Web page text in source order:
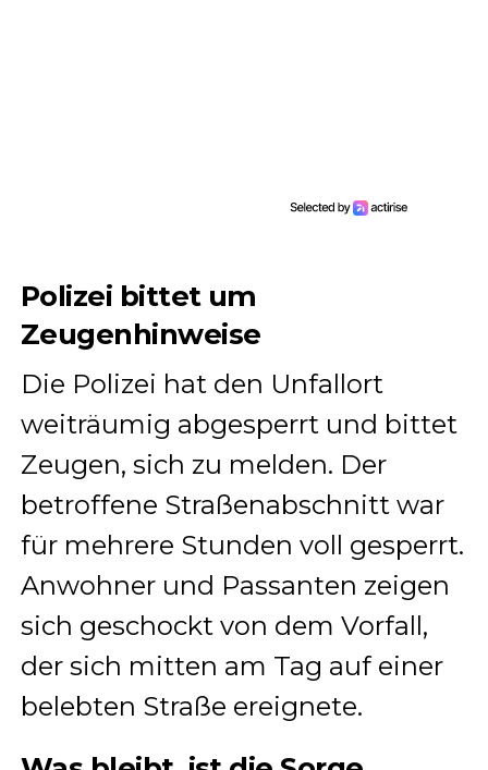
Polizei bittet um
Zeugenhinweise
Die Polizei hat den Unfallort
weiträumig abgesperrt und bittet
Zeugen, sich zu melden. Der
betroffene Straßenabschnitt war
für mehrere Stunden voll gesperrt.
Anwohner und Passanten zeigen
sich geschockt von dem Vorfall,
der sich mitten am Tag auf einer
belebten Straße ereignete.